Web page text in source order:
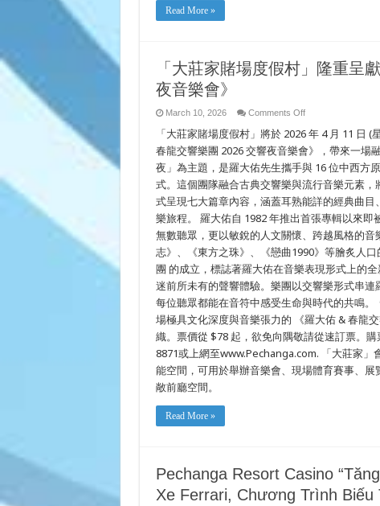
Read More »
「大莊家賭場度假村」隆重呈
夜音樂會》
March 10, 2026 Comments Offon
莊
家
賭
場
度
假
村」
隆
重
呈
獻
《羅
大
佑
&
春
龍
交
團
「大莊家賭場度假村」將於 2026 年 4 月 11 日
春龍交響樂團 2026 交響夜音樂會》，帶來一場
夜」為主題，是羅大佑先生攜手與 16 位中西方
式。這個團隊融合古典交響樂與流行音樂元素
式呈現七大篇章內容，涵蓋耳熟能詳的經典曲
樂旅程。 羅大佑自 1982 年推出首張專輯以來
無數聽眾，更以敏銳的人文關懷、跨越風格的
志》、《東方之珠》、《戀曲1990》等膾炙人
團 的成立，標誌著羅大佑在音樂表現形式上的
迷前所未有的聲響體驗。樂團以交響樂形式串
每位聽眾都能在音符中感受生命與時代的共鳴
場極具文化深度與音樂張力的 《羅大佑 & 春龍
織。票價從 $78 起，欲免向隅敬請從速訂票。
8871或上網至www.Pechanga.com. 「大莊家」
能空間，可用於舉辦音樂會、現場體育賽事、
敞前廳空間。
Read More »
Pechanga Resort Casino
Xe Ferrari, Chương Trình